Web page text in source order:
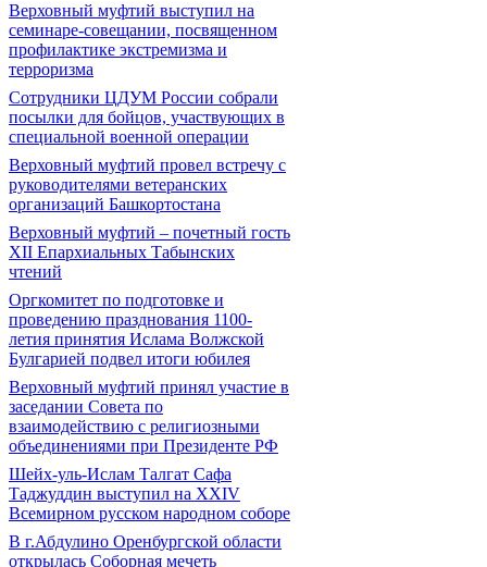
Верховный муфтий выступил на
семинаре-совещании, посвященном
профилактике экстремизма и
терроризма
Сотрудники ЦДУМ России собрали
посылки для бойцов, участвующих в
специальной военной операции
Верховный муфтий провел встречу с
руководителями ветеранских
организаций Башкортостана
Верховный муфтий – почетный гость
ХII Епархиальных Табынских
чтений
Оргкомитет по подготовке и
проведению празднования 1100-
летия принятия Ислама Волжской
Булгарией подвел итоги юбилея
Верховный муфтий принял участие в
заседании Совета по
взаимодействию с религиозными
объединениями при Президенте РФ
Шейх-уль-Ислам Талгат Сафа
Таджуддин выступил на XXIV
Всемирном русском народном соборе
В г.Абдулино Оренбургской области
открылась Соборная мечеть